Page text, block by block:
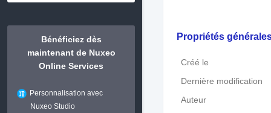
Bénéficiez dès
maintenant de Nuxeo
Online Services
Personnalisation avec
Nuxeo Studio
Propriétés
Créé le
Dernière modification
Auteur